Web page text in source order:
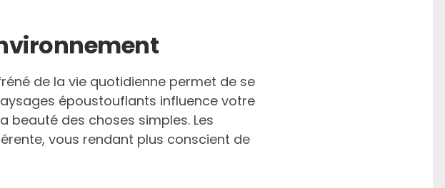
de la vie quotidienne permet de se
époustouflants influence votre
beauté des choses simples. Les
vous rendant plus conscient de